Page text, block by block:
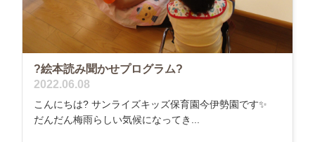
?絵本読み聞かせプログラム?
2022.06.08
こんにちは? サンライズキッズ保育園今伊勢園です️✨
だんだん梅雨らしい気候になってき...